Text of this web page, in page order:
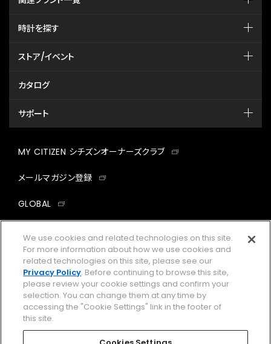
時計を探す
ストア/イベント
カタログ
サポート
MY CITIZEN シチズンオーナーズクラブ
メールマガジン登録
GLOBAL
facebookinstagramtwitter
企業情報 ご利用規約
プライバシーポリシー Cookies Settings
We use cookies and related technologies on this site.
For more information about how we use cookies and
related technologies on this site, please see our
Privacy Policy. Before continuing to browse this site,
please review your cookie settings and confirm your
selection. You can change them at any time by
accessing the "Cookie Settings" link in the footer of
this site.